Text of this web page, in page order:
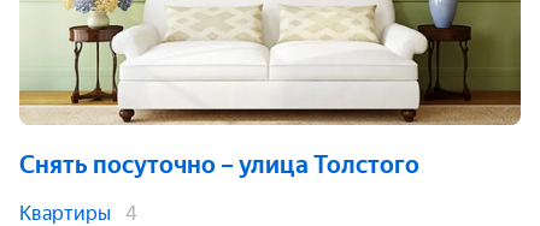
Снять посуточно – улица Толстого
Квартиры 4